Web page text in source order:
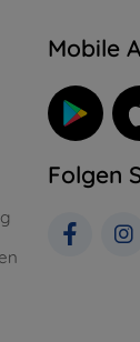
Mobile
Folgen